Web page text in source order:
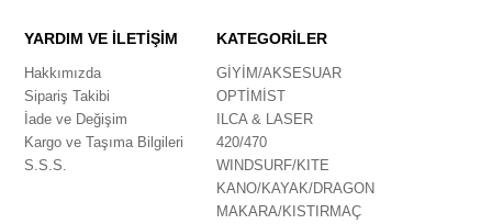
YARDIM VE İLETİŞİM
Hakkımızda
Sipariş Takibi
İade ve Değişim
Kargo ve Taşıma Bilgileri
S.S.S.
KATEGORİLER
GİYİM/AKSESUAR
OPTİMİST
ILCA & LASER
420/470
WINDSURF/KITE
KANO/KAYAK/DRAGON
MAKARA/KISTIRMAÇ